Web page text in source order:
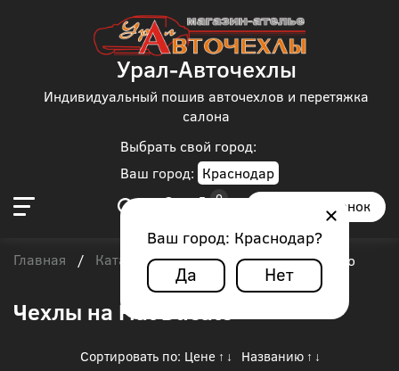
Выбрать свой город:
Ваш город: Краснодар
Ваш город: Краснодар?
Да Нет
Урал-Авточехлы
Индивидуальный пошив авточехлов и перетяжка
салона
Заказать звонок
Главная / Каталог чехлов / Fiat / Fiat Ducato
Чехлы на Fiat Ducato
Сортировать по: Цене ↑ ↓ Названию ↑ ↓